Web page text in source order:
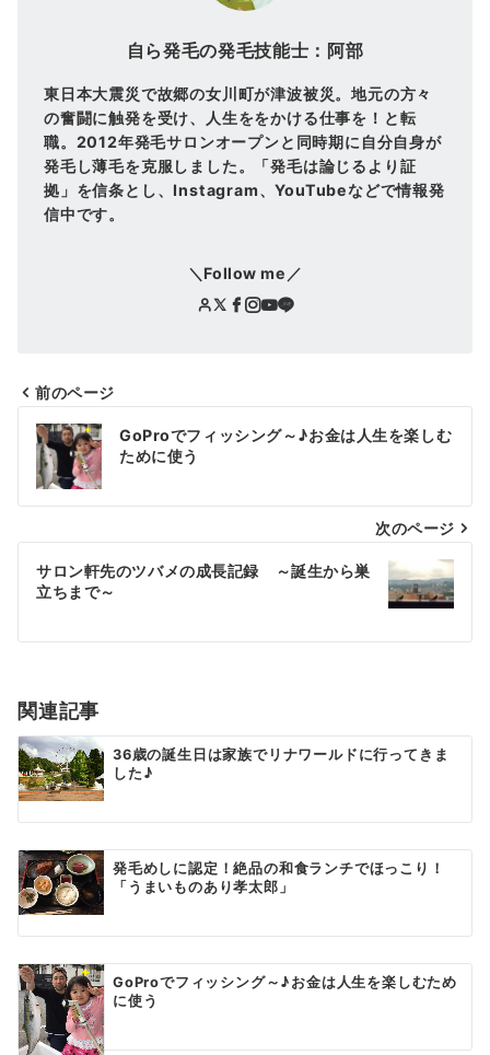
自ら発毛の発毛技能士：阿部
東日本大震災で故郷の女川町が津波被災。地元の方々
の奮闘に触発を受け、人生ををかける仕事を！と転
職。2012年発毛サロンオープンと同時期に自分自身が
発毛し薄毛を克服しました。「発毛は論じるより証
拠」を信条とし、Instagram、YouTubeなどで情報発
信中です。
＼Follow me／
投
稿
ナ
ビ
ゲ
シ
ン
前のページ
GoProでフィッシング～♪お金は人生を楽しむ
ために使う
次のページ
サロン軒先のツバメの成長記録 ～誕生から巣
立ちまで～
関連記事
36歳の誕生日は家族でリナワールドに行ってきま
した♪
発毛めしに認定！絶品の和食ランチでほっこり！
「うまいものあり孝太郎」
GoProでフィッシング～♪お金は人生を楽しむため
に使う